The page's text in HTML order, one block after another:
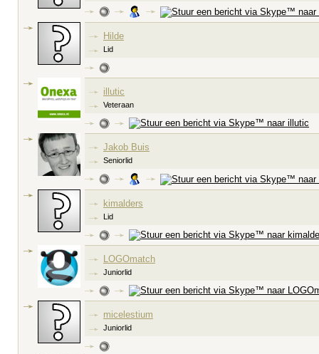
Hilde
Lid
illutic
Veteraan
Jakob Buis
Seniorlid
kimalders
Lid
LOGOmatch
Juniorlid
micelestium
Juniorlid